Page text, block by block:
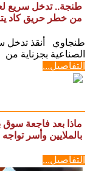
طنجة.. تدخل سريع
من خطر حريق كاد
طنجاوي أنقذ تدخل
الصناعية بجزناية
التفاصيل...
ماذا بعد فاجعة
بالملايين وأسر
التفاصيل...